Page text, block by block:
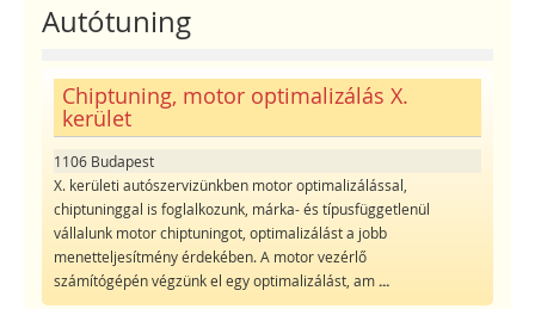
Autótuning
Chiptuning, motor optimalizálás X.
kerület
1106 Budapest
X. kerületi autószervizünkben motor optimalizálással,
chiptuninggal is foglalkozunk, márka- és típusfüggetlenül
vállalunk motor chiptuningot, optimalizálást a jobb
menetteljesítmény érdekében. A motor vezérlő
számítógépén végzünk el egy optimalizálást, am...